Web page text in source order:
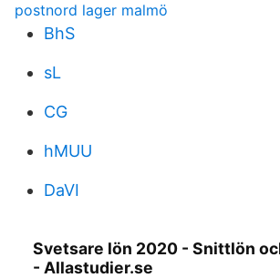
postnord lager malmö
BhS
sL
CG
hMUU
DaVI
Svetsare lön 2020 - Snittlön
- Allastudier.se